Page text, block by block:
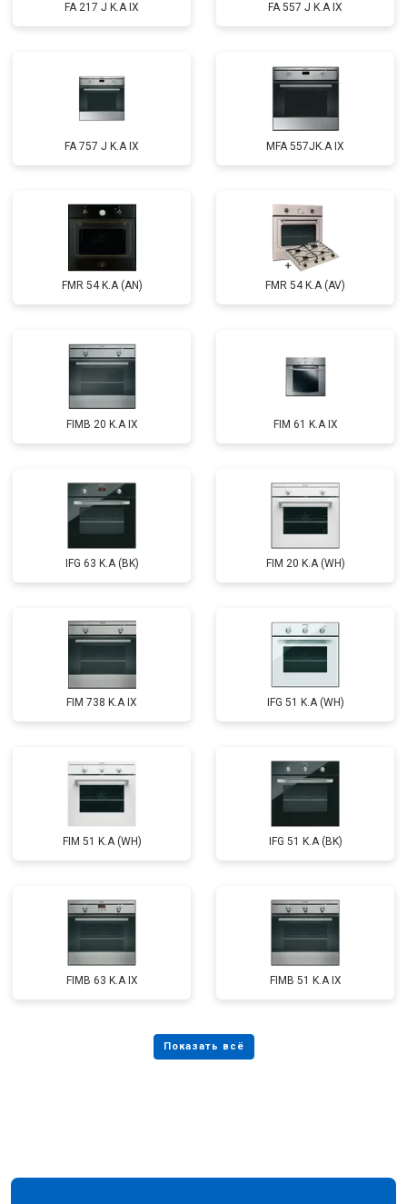
FA 217 J K.A IX FA 557 J K.A IX
FA 757 J K.A IX MFA 557JK.A IX
FMR 54 K.A (AN) FMR 54 K.A (AV)
FIMB 20 K.A IX FIM 61 K.A IX
IFG 63 K.A (BK) FIM 20 K.A (WH)
FIM 738 K.A IX IFG 51 K.A (WH)
FIM 51 K.A (WH) IFG 51 K.A (BK)
FIMB 63 K.A IX FIMB 51 K.A IX